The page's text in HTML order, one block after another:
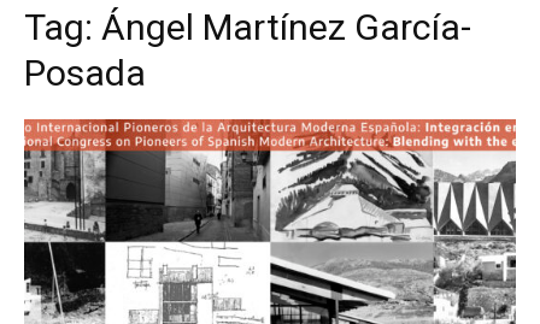
Tag: Ángel Martínez García-
Posada